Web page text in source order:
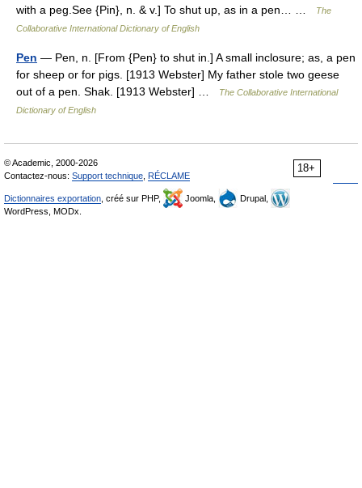
with a peg.See {Pin}, n. & v.] To shut up, as in a pen… …
The
Collaborative International Dictionary of English
Pen — Pen, n. [From {Pen} to shut in.] A small inclosure; as, a pen
for sheep or for pigs. [1913 Webster] My father stole two geese
out of a pen. Shak. [1913 Webster] …
The Collaborative International
Dictionary of English
18+
© Academic, 2000-2026
Contactez-nous: Support technique RÉCLAME
Dictionnaires exportation , créé sur PHP, Joomla,
Drupal,
WordPress, MODx.